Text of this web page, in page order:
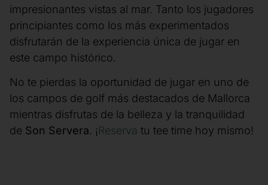
impresionantes vistas al mar. Tanto los jugadores
principiantes como los más experimentados
disfrutarán de la experiencia única de jugar en
este campo histórico.
No te pierdas la oportunidad de jugar en uno de
los campos de golf más destacados de Mallorca
mientras disfrutas de la belleza y la tranquilidad
de Son Servera. ¡Reserva tu tee time hoy mismo!